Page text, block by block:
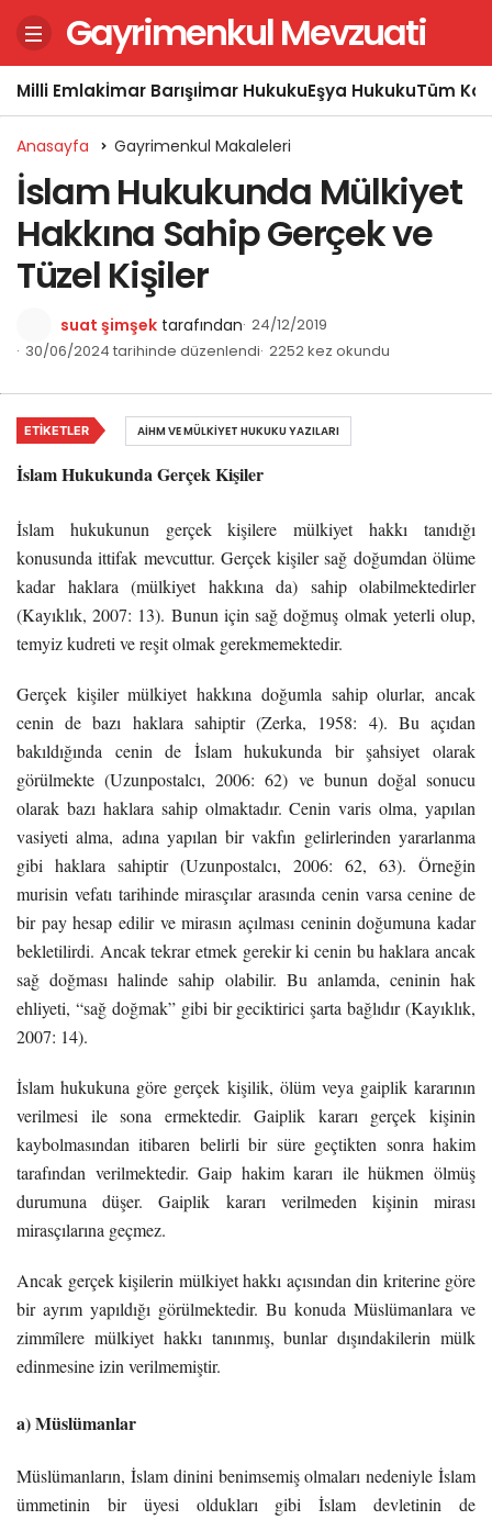
Gayrimenkul Mevzuati
Milli Emlakİmar Barışıİmar HukukuEşya HukukuTüm
Anasayfa Gayrimenkul Makaleleri
İslam Hukukunda Mülkiyet
Hakkına Sahip Gerçek ve
Tüzel Kişiler
suat şimşek tarafından 24/12/2019
30/06/2024 tarihinde düzenlendi 2252 kez okundu
İslam Hukukunda Gerçek Kişiler
İslam hukukunun gerçek kişilere mülkiyet hakkı tanıdığı
konusunda ittifak mevcuttur. Gerçek kişiler sağ doğumdan ölüme
kadar haklara (mülkiyet hakkına da) sahip olabilmektedirler
(Kayıklık, 2007: 13). Bunun için sağ doğmuş olmak yeterli olup,
temyiz kudreti ve reşit olmak gerekmemektedir.
Gerçek kişiler mülkiyet hakkına doğumla sahip olurlar, ancak
cenin de bazı haklara sahiptir (Zerka, 1958: 4). Bu açıdan
bakıldığında cenin de İslam hukukunda bir şahsiyet olarak
görülmekte (Uzunpostalcı, 2006: 62) ve bunun doğal sonucu
olarak bazı haklara sahip olmaktadır. Cenin varis olma, yapılan
vasiyeti alma, adına yapılan bir vakfın gelirlerinden yararlanma
gibi haklara sahiptir (Uzunpostalcı, 2006: 62, 63). Örneğin
murisin vefatı tarihinde mirasçılar arasında cenin varsa cenine de
bir pay hesap edilir ve mirasın açılması ceninin doğumuna kadar
bekletilirdi. Ancak tekrar etmek gerekir ki cenin bu haklara ancak
sağ doğması halinde sahip olabilir. Bu anlamda, ceninin hak
ehliyeti, “sağ doğmak” gibi bir geciktirici şarta bağlıdır (Kayıklık,
2007: 14).
İslam hukukuna göre gerçek kişilik, ölüm veya gaiplik kararının
verilmesi ile sona ermektedir. Gaiplik kararı gerçek kişinin
kaybolmasından itibaren belirli bir süre geçtikten sonra hakim
tarafından verilmektedir. Gaip hakim kararı ile hükmen ölmüş
durumuna düşer. Gaiplik kararı verilmeden kişinin mirası
mirasçılarına geçmez.
Ancak gerçek kişilerin mülkiyet hakkı açısından din kriterine göre
bir ayrım yapıldığı görülmektedir. Bu konuda Müslümanlara ve
zimmîlere mülkiyet hakkı tanınmış, bunlar dışındakilerin mülk
edinmesine izin verilmemiştir.
a) Müslümanlar
Müslümanların, İslam dinini benimsemiş olmaları nedeniyle İslam
ümmetinin bir üyesi oldukları gibi İslam devletinin de
ETIKETLER AİHM VE MÜLKIYET HUKUKU YAZILARI